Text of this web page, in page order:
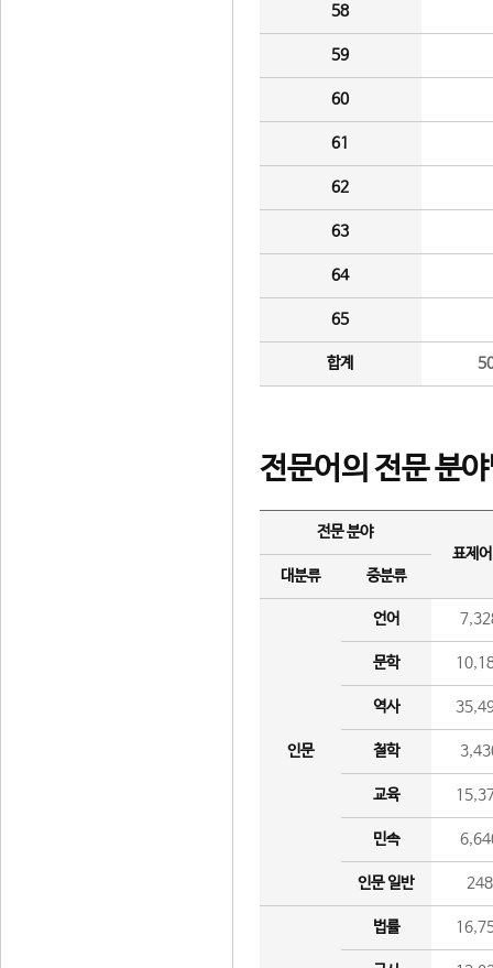
58
59
60
61
62
63
64
65
합계
전문어의 전문 분
전문 분야
표제
대분류
중분류
인문
언어
문학
역사
철학
교육
민속
인문 일반 248
법률